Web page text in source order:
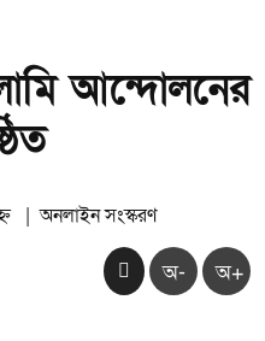
আন্দোলনের
| অনলাইন সংস্করণ
অ- অ+